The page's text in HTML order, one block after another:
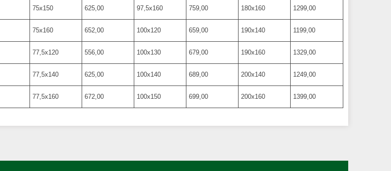
75х150 625,00 97,5х160 759,00 180х160 1299,00
75х160 652,00 100х120 659,00 190х140 1199,00
77,5х120 556,00 100х130 679,00 190х160 1329,00
77,5х140 625,00 100х140 689,00 200х140 1249,00
77,5х160 672,00 100х150 699,00 200х160 1399,00